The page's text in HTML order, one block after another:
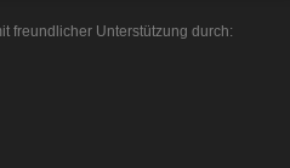
freundlicher Unterstützung durch: